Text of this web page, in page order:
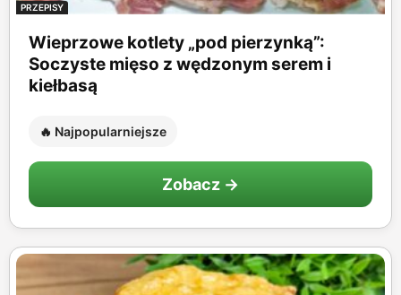
PRZEPISY
Wieprzowe kotlety „pod pierzynką”:
Soczyste mięso z wędzonym serem i
kiełbasą
🔥 Najpopularniejsze
Zobacz →